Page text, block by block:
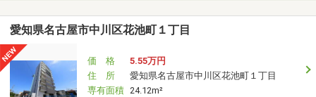
愛知県名古屋市中川区花池町１丁目
価 格
5.55万円
住 所
愛知県名古屋市中川区花池町１丁目
専有面積 24.12m²